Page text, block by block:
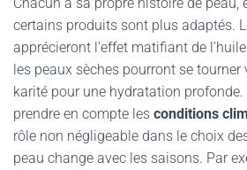
certains produits sont plus adaptés.
apprécieront l’effet matifiant de
les peaux sèches pourront se tourner
karité pour une hydratation profonde.
prendre en compte les conditions
rôle non négligeable dans le choix
peau change avec les saisons. Par